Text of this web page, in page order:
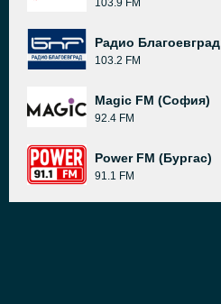
103.9 FM
Радио Благоевград
103.2 FM
Magic FM (София)
92.4 FM
Power FM (Бургас)
91.1 FM